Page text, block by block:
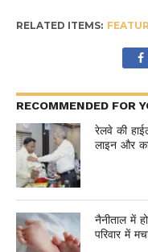
RELATED ITEMS:
RECOMMENDED FOR
रेलवे की
लाइन और
नैनीताल में
परिवार में